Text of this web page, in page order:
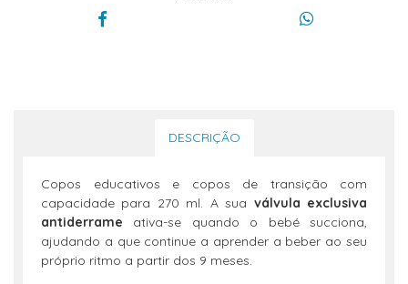
DESCRIÇÃO
Copos educativos e copos de transição com
capacidade para 270 ml. A sua válvula exclusiva
antiderrame ativa-se quando o bebé succiona,
ajudando a que continue a aprender a beber ao seu
próprio ritmo a partir dos 9 meses.